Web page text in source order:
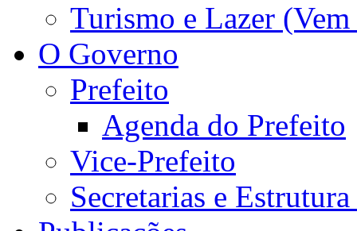
Turismo e Lazer
O Governo
Prefeito
Agenda do Prefeito
Vice-Prefeito
Secretarias e